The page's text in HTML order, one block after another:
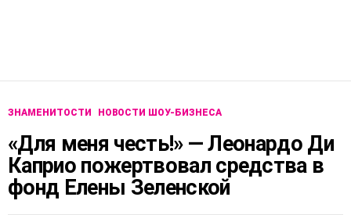
ЗНАМЕНИТОСТИ НОВОСТИ ШОУ-БИЗНЕСА
«Для меня честь!» — Леонардо Ди
Каприо пожертвовал средства в
фонд Елены Зеленской